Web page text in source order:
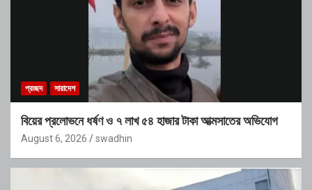
প্রচ্ছদ সারাদেশ
বিয়ের প্রলোভনে ধর্ষণ ও ৭ লাখ ৫৪ হাজার টাকা আত্মসাতের অভিযোগ
August 6, 2026 swadhin